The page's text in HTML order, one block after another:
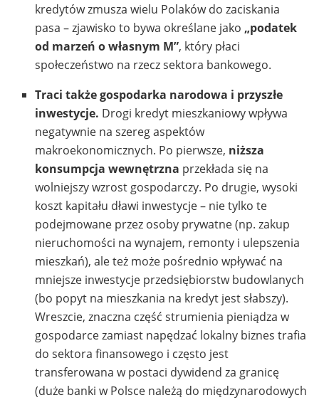
kredytów zmusza wielu Polaków do zaciskania
pasa – zjawisko to bywa określane jako „podatek
od marzeń o własnym M”, który płaci
społeczeństwo na rzecz sektora bankowego.
Traci także gospodarka narodowa i przyszłe
inwestycje. Drogi kredyt mieszkaniowy wpływa
negatywnie na szereg aspektów
makroekonomicznych. Po pierwsze, niższa
konsumpcja wewnętrzna przekłada się na
wolniejszy wzrost gospodarczy. Po drugie, wysoki
koszt kapitału dławi inwestycje – nie tylko te
podejmowane przez osoby prywatne (np. zakup
nieruchomości na wynajem, remonty i ulepszenia
mieszkań), ale też może pośrednio wpływać na
mniejsze inwestycje przedsiębiorstw budowlanych
(bo popyt na mieszkania na kredyt jest słabszy).
Wreszcie, znaczna część strumienia pieniądza w
gospodarce zamiast napędzać lokalny biznes trafia
do sektora finansowego i często jest
transferowana w postaci dywidend za granicę
(duże banki w Polsce należą do międzynarodowych